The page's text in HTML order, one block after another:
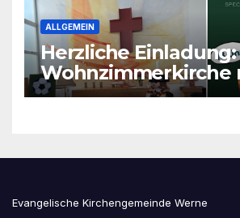
ALLGEMEIN
Herzliche Einladung:
Wohnzimmerkirche
unseren Konfis
Evangelische Kirchengemeinde Werne